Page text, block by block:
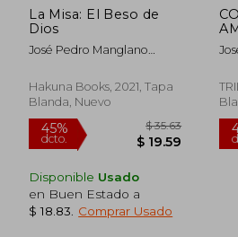
45%
dcto.
La Misa: El Beso de
Dios
José Pedro Manglano
Hakuna Books, 2021, Tapa
Blanda, Nuevo
Disponible Usado
en Buen Estado a
$ 18.83
Comprar Usado